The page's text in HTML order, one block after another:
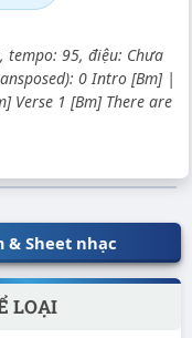
tempo: 95, điệu: Chưa
0 Intro [Bm] |
1 [Bm] There are
& Sheet nhạc
LOẠI